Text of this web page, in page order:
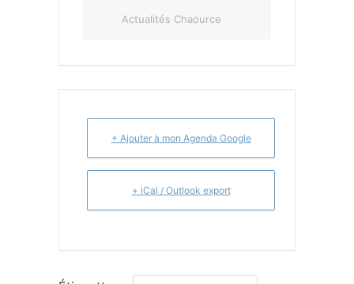
Actualités Chaource
+ Ajouter à mon Agenda Google
+ iCal / Outlook export